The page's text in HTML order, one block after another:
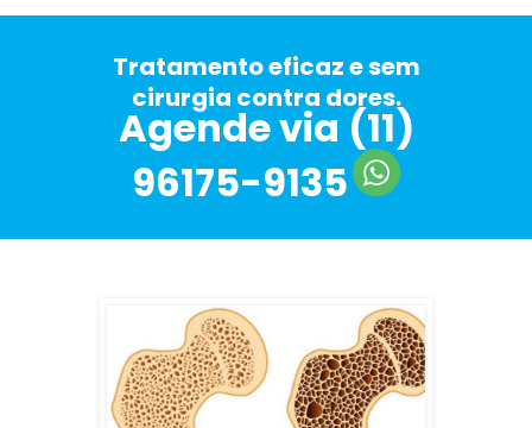
Tratamento eficaz e sem
cirurgia contra dores.
Agende via (11)
96175-9135